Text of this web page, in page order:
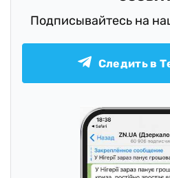
Подписывайтесь на
Следить в